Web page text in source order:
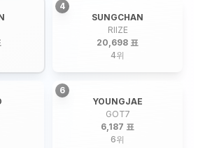
4
SUNGCHAN
RIIZE
20,698 표
4위
6
YOUNGJAE
GOT7
6,187 표
6위